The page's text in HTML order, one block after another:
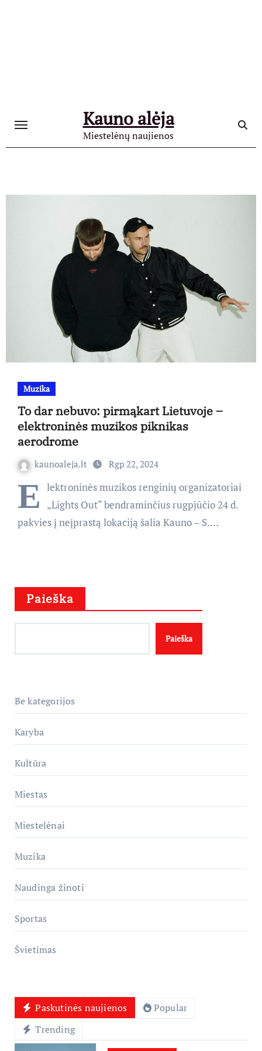
Kauno alėja
Miestelėnų naujienos
Muzika
To dar nebuvo: pirmąkart Lietuvoje –
elektroninės muzikos piknikas
aerodrome
kaunoaleja.lt Rgp 22, 2024
E lektroninės muzikos renginių organizatoriai
„Lights Out“ bendraminčius rugpjūčio 24 d.
pakvies į neįprastą lokaciją šalia Kauno – S.…
Paieška
Paieška
Be kategorijos
Karyba
Kultūra
Miestas
Miestelėnai
Muzika
Naudinga žinoti
Sportas
Švietimas
Paskutinės naujienos
Popular
Trending